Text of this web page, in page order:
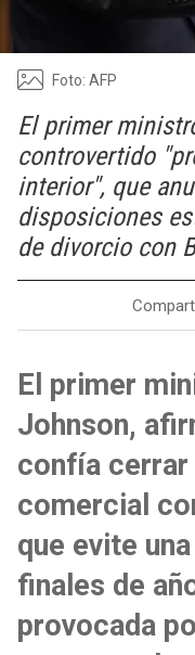
Foto: AFP
El primer
controvertido
interior", que
disposiciones
de divorcio con
El primer
Johnson,
confía cerrar
comercial
que evite
finales de
provocada